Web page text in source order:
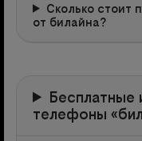
Сколько стоит
от билайна?
телефоны